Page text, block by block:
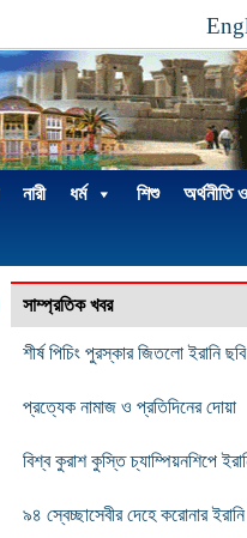
নারী ধর্ম শিশু অর্থনীতি
সাম্প্রতিক খবর
শীর্ষ পিচিং পুরস্কার জিতলো ইরানি ছবি
প্রত্যেক নামাজ ও প্রতিদিনের দোয়া
বিশ্ব কুরাশ কুস্তি চ্যাম্পিয়নশিপে
৯৪ স্বেচ্ছাসেবীর দেহে করোনার